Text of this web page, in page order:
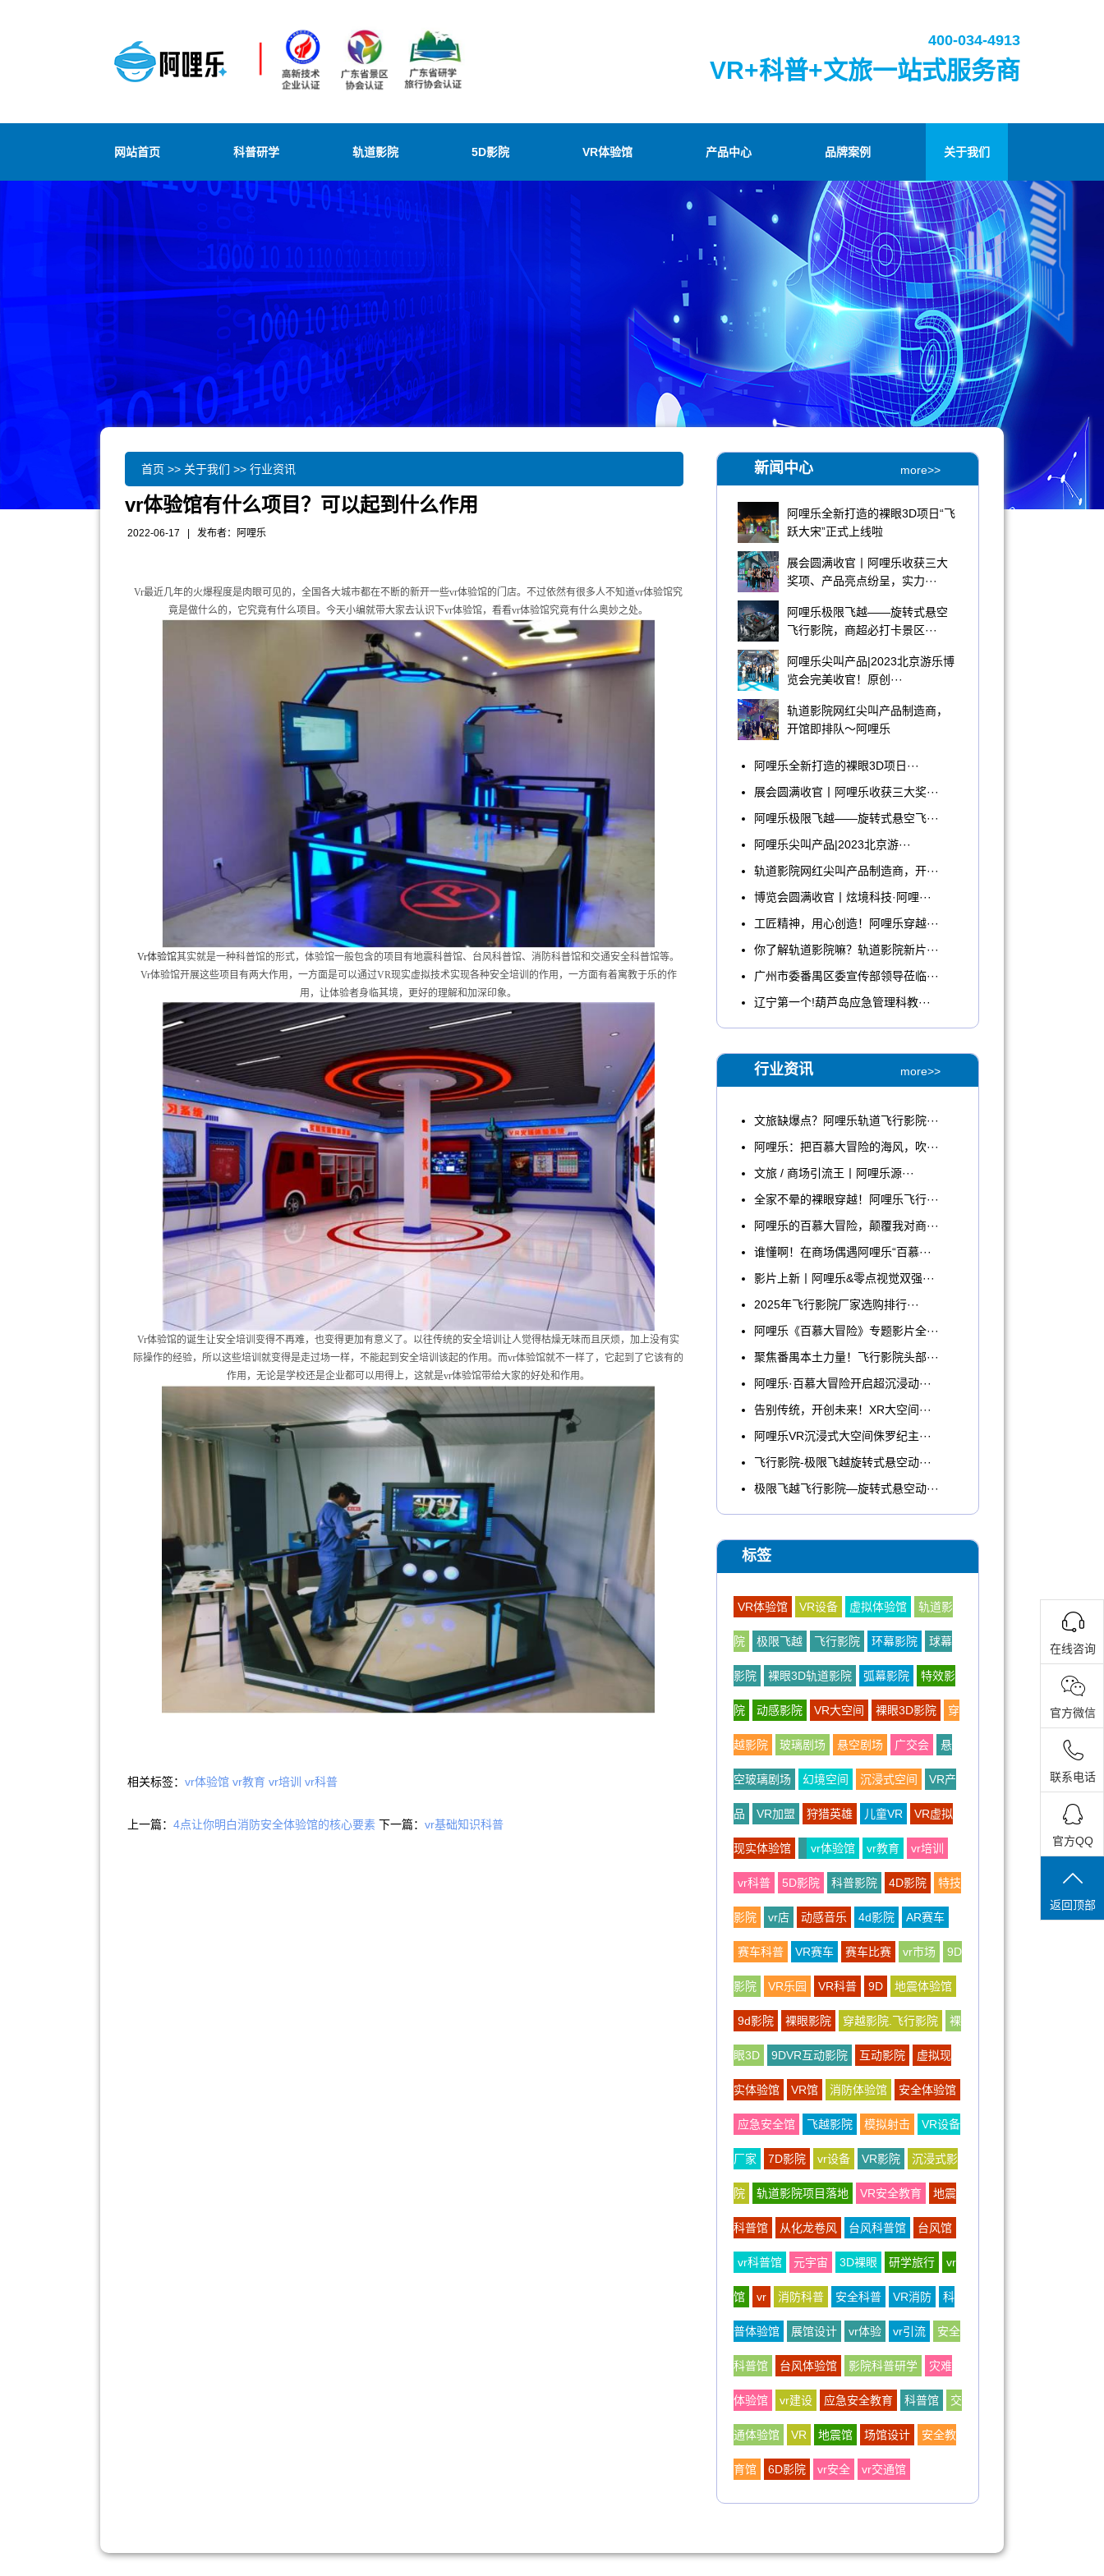
400-034-4913
VR+科普+文旅一站式服务商
网站首页 科普研学 轨道影院 5D影院 VR体验馆 产品中心 品牌案例 关于我们
首页 >> 关于我们 >> 行业资讯
vr体验馆有什么项目？可以起到什么作用
2022-06-17 | 发布者： 阿哩乐
Vr最近几年的火爆程度是肉眼可见的，全国各大城市都在不断的新开一些vr体验馆的门店。不过依然有很多人不知道vr体验馆究
竟是做什么的，它究竟有什么项目。今天小编就带大家去认识下vr体验馆，看看vr体验馆究竟有什么奥妙之处。
Vr体验馆其实就是一种科普馆的形式，体验馆一般包含的项目有地震科普馆、台风科普馆、消防科普馆和交通安全科普馆等。
Vr体验馆开展这些项目有两大作用，一方面是可以通过VR现实虚拟技术实现各种安全培训的作用，一方面有着寓教于乐的作
用，让体验者身临其境，更好的理解和加深印象。
Vr体验馆的诞生让安全培训变得不再难，也变得更加有意义了。以往传统的安全培训让人觉得枯燥无味而且厌烦，加上没有实
际操作的经验，所以这些培训就变得是走过场一样，不能起到安全培训该起的作用。而vr体验馆就不一样了，它起到了它该有的
作用，无论是学校还是企业都可以用得上，这就是vr体验馆带给大家的好处和作用。
相关标签： vr体验馆 vr教育 vr培训 vr科普
上一篇： 4点让你明白消防安全体验馆的核心要素 下一篇： vr基础知识科普
新闻中心 more>>
​阿哩乐全新打造的裸眼3D项日“飞
跃大宋”正式上线啦
展会圆满收官丨阿哩乐收获三大
奖项、产品亮点纷呈，实力···
阿哩乐极限飞越——旋转式悬空
飞行影院，商超必打卡景区···
阿哩乐尖叫产品|2023北京游乐博
览会完美收官！原创···
轨道影院网红尖叫产品制造商，
开馆即排队～阿哩乐
​阿哩乐全新打造的裸眼3D项日···
展会圆满收官丨阿哩乐收获三大奖···
阿哩乐极限飞越——旋转式悬空飞···
阿哩乐尖叫产品|2023北京游···
轨道影院网红尖叫产品制造商，开···
博览会圆满收官丨炫境科技·阿哩···
工匠精神，用心创造！阿哩乐穿越···
你了解轨道影院嘛？轨道影院新片···
广州市委番禺区委宣传部领导莅临···
辽宁第一个!葫芦岛应急管理科教···
行业资讯 more>>
文旅缺爆点？阿哩乐轨道飞行影院···
阿哩乐：把百慕大冒险的海风，吹···
文旅 / 商场引流王丨阿哩乐源···
全家不晕的裸眼穿越！阿哩乐飞行···
阿哩乐的百慕大冒险，颠覆我对商···
谁懂啊！在商场偶遇阿哩乐“百慕···
影片上新丨阿哩乐&零点视觉双强···
2025年飞行影院厂家选购排行···
阿哩乐《百慕大冒险》专题影片全···
聚焦番禺本土力量！飞行影院头部···
阿哩乐·百慕大冒险开启超沉浸动···
告别传统，开创未来！XR大空间···
阿哩乐VR沉浸式大空间侏罗纪主···
飞行影院-极限飞越旋转式悬空动···
极限飞越飞行影院—旋转式悬空动···
标签
VR体验馆 VR设备 虚拟体验馆 轨道影
院 极限飞越 飞行影院 环幕影院 球幕
影院 裸眼3D轨道影院 弧幕影院 特效影
院 动感影院 VR大空间 裸眼3D影院 穿
越影院 玻璃剧场 悬空剧场 广交会 悬
空玻璃剧场 幻境空间 沉浸式空间 VR产
品 VR加盟 狩猎英雄 儿童VR VR虚拟
现实体验馆 vr体验馆 vr教育 vr培训
vr科普 5D影院 科普影院 4D影院 特技
影院 vr店 动感音乐 4d影院 AR赛车
赛车科普 VR赛车 赛车比赛 vr市场 9D
影院 VR乐园 VR科普 9D 地震体验馆
9d影院 裸眼影院 穿越影院.飞行影院 裸
眼3D 9DVR互动影院 互动影院 虚拟现
实体验馆 VR馆 消防体验馆 安全体验馆
应急安全馆 飞越影院 模拟射击 VR设备
厂家 7D影院 vr设备 VR影院 沉浸式影
院 轨道影院项目落地 VR安全教育 地震
科普馆 从化龙卷风 台风科普馆 台风馆
vr科普馆 元宇宙 3D裸眼 研学旅行 vr
馆 vr 消防科普 安全科普 VR消防 科
普体验馆 展馆设计 vr体验 vr引流 安全
科普馆 台风体验馆 影院科普研学 灾难
体验馆 vr建设 应急安全教育 科普馆 交
通体验馆 VR 地震馆 场馆设计 安全教
育馆 6D影院 vr安全 vr交通馆
在线咨询
官方微信
联系电话
官方QQ
返回顶部